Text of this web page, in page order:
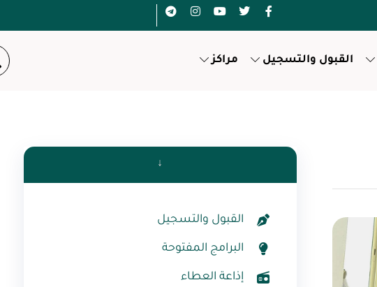
القبول والتسجيل مراكز
↓
القبول والتسجيل
البرامج المفتوحة
إذاعة العطاء